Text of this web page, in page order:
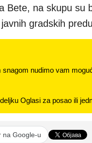
Bete, na skupu su
gradskih
nudimo vam
Oglasi za posao ili
na Google-u